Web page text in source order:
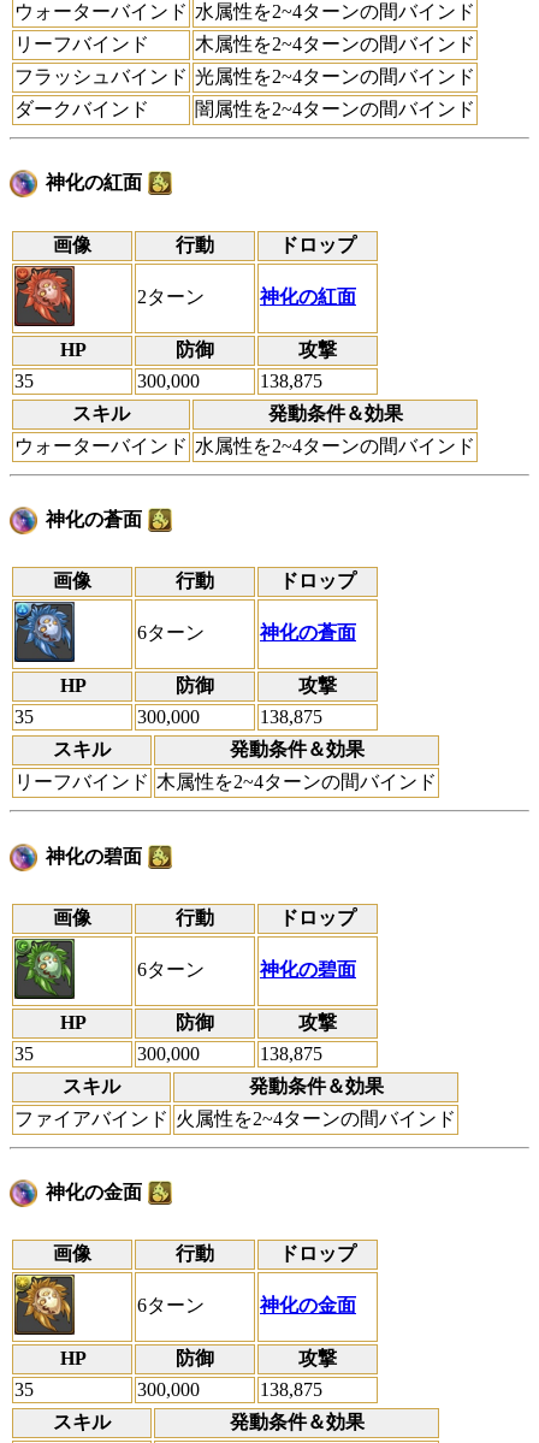
ウォーターバインド 水属性を2~4ターンの間バインド
リーフバインド
木属性を2~4ターンの間バインド
フラッシュバインド 光属性を2~4ターンの間バインド
ダークバインド
闇属性を2~4ターンの間バインド
神化の紅面
画像 行動 ドロップ
2ターン 神化の紅面
HP 防御
攻撃
35
300,000
138,875
スキル
発動条件＆効果
ウォーターバインド 水属性を2~4ターンの間バインド
神化の蒼面
画像 行動 ドロップ
6ターン 神化の蒼面
HP 防御
攻撃
35
300,000
138,875
スキル
発動条件＆効果
リーフバインド 木属性を2~4ターンの間バインド
神化の碧面
画像 行動 ドロップ
6ターン 神化の碧面
HP 防御
攻撃
35
300,000
138,875
スキル
発動条件＆効果
ファイアバインド 火属性を2~4ターンの間バインド
神化の金面
画像 行動 ドロップ
6ターン 神化の金面
HP 防御
攻撃
35
300,000
138,875
スキル
発動条件＆効果